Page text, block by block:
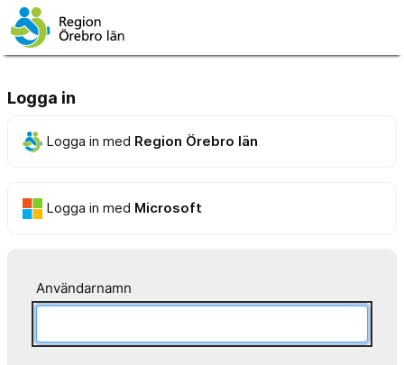
Logga in
Logga in med Region Örebro län
Logga in med Microsoft
Användarnamn